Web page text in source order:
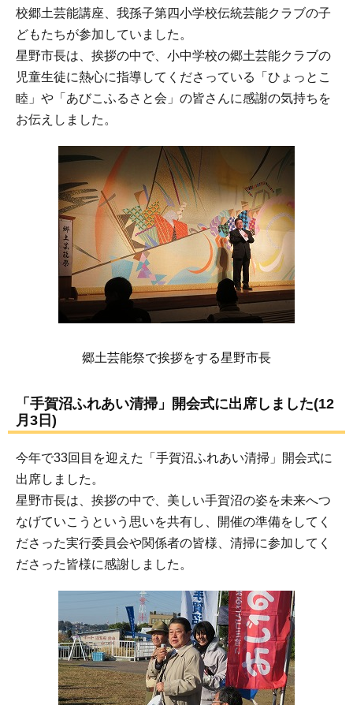
校郷土芸能講座、我孫子第四小学校伝統芸能クラブの子
どもたちが参加していました。
星野市長は、挨拶の中で、小中学校の郷土芸能クラブの
児童生徒に熱心に指導してくださっている「ひょっとこ
睦」や「あびこふるさと会」の皆さんに感謝の気持ちを
お伝えしました。
郷土芸能祭で挨拶をする星野市長
「手賀沼ふれあい清掃」開会式に出席しました(12
月3日)
今年で33回目を迎えた「手賀沼ふれあい清掃」開会式に
出席しました。
星野市長は、挨拶の中で、美しい手賀沼の姿を未来へつ
なげていこうという思いを共有し、開催の準備をしてく
ださった実行委員会や関係者の皆様、清掃に参加してく
ださった皆様に感謝しました。